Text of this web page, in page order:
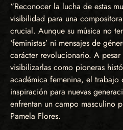
“Reconocer la lucha de estas
visibilidad para una
crucial. Aunque su música no
‘feministas’ ni mensajes de
carácter revolucionario. A
visibilizarlas como pioneras
académica femenina, el trabajo
inspiración para nuevas
enfrentan un campo masculino
Pamela Flores.